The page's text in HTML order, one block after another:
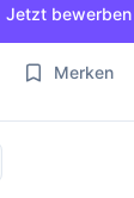
Jetzt bewerben
Merken